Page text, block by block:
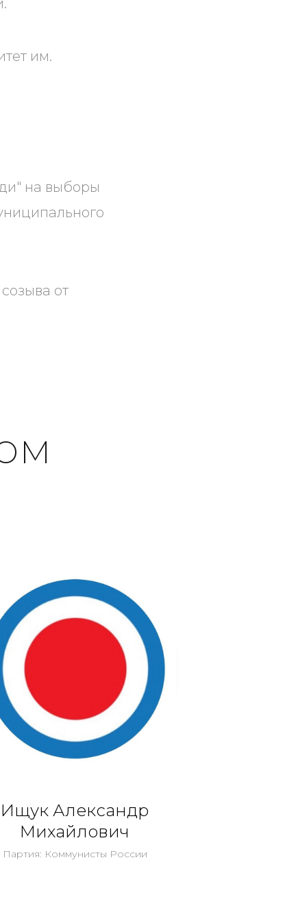
им.
на выборы
от
Ищук Александр
Михайлович
Партия: Коммунисты России